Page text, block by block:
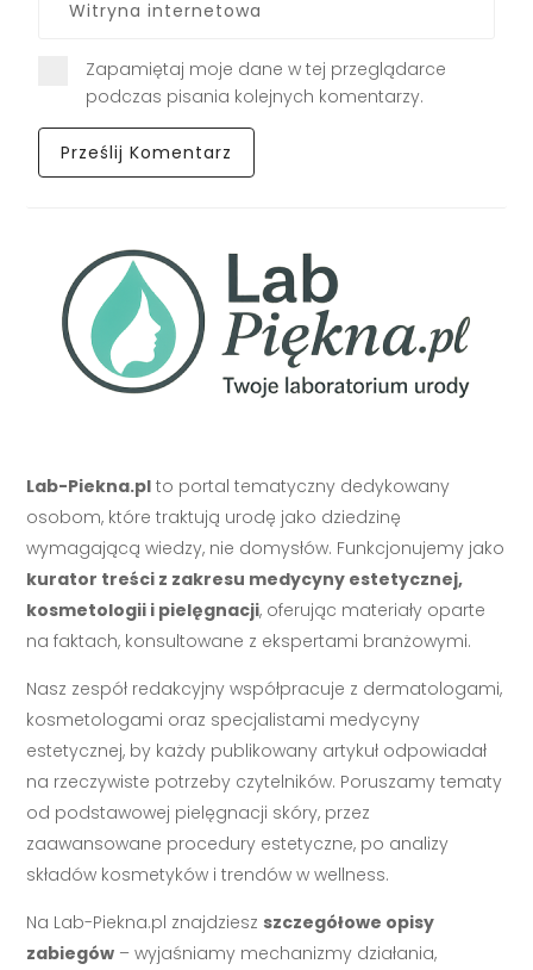
Zapamiętaj moje dane w tej przeglądarce
podczas pisania kolejnych komentarzy.
Lab-Piekna.pl to portal tematyczny dedykowany
osobom, które traktują urodę jako dziedzinę
wymagającą wiedzy, nie domysłów. Funkcjonujemy jako
kurator treści z zakresu medycyny estetycznej,
kosmetologii i pielęgnacji, oferując materiały oparte
na faktach, konsultowane z ekspertami branżowymi.
Nasz zespół redakcyjny współpracuje z dermatologami,
kosmetologami oraz specjalistami medycyny
estetycznej, by każdy publikowany artykuł odpowiadał
na rzeczywiste potrzeby czytelników. Poruszamy tematy
od podstawowej pielęgnacji skóry, przez
zaawansowane procedury estetyczne, po analizy
składów kosmetyków i trendów w wellness.
Na Lab-Piekna.pl znajdziesz szczegółowe opisy
zabiegów – wyjaśniamy mechanizmy działania,